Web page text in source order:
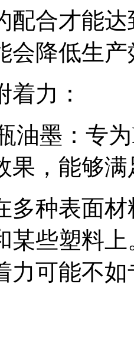
配合才能
会降低生
力：
油墨：专
果，能够
多种表面
某些塑料
力可能不